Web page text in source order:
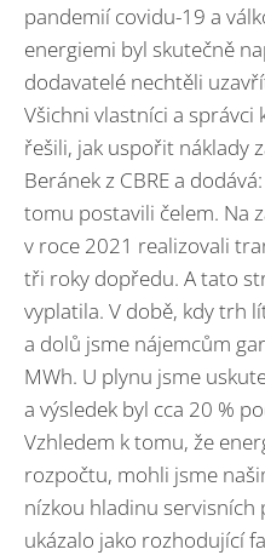
pandemií covidu-19 a
energiemi byl skutečně
dodavatelé nechtěli
Všichni vlastníci a
řešili, jak uspořit náklady
Beránek z CBRE a
tomu postavili čelem. Na
v roce 2021 realizovali
tři roky dopředu. A tato
vyplatila. V době, kdy trh
a dolů jsme nájemcům
MWh. U plynu jsme
a výsledek byl cca 20 %
Vzhledem k tomu, že
rozpočtu, mohli jsme
nízkou hladinu servisních
ukázalo jako rozhodující